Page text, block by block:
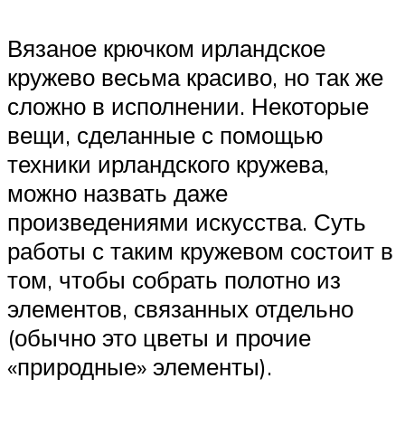
Вязаное крючком ирландское
кружево весьма красиво, но так же
сложно в исполнении. Некоторые
вещи, сделанные с помощью
техники ирландского кружева,
можно назвать даже
произведениями искусства. Суть
работы с таким кружевом состоит в
том, чтобы собрать полотно из
элементов, связанных отдельно
(обычно это цветы и прочие
«природные» элементы).